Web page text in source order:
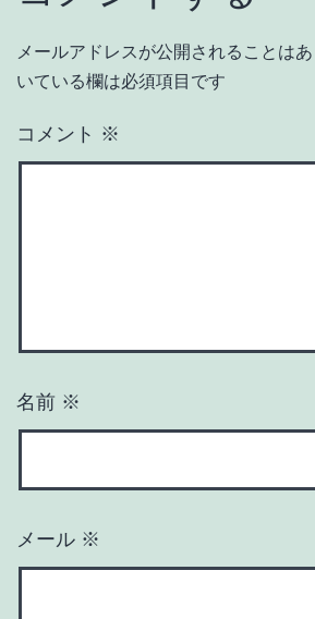
メールアドレスが公開されることはあ
いている欄は必須項目です
コメント ※
名前 ※
メール ※